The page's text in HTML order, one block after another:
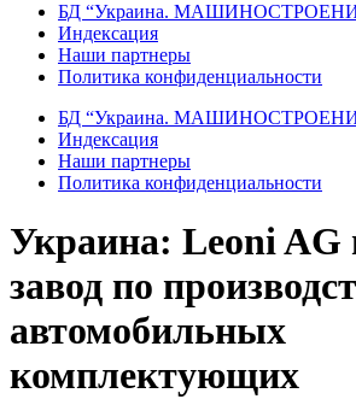
БД “Украина.
Индекcация
Наши партнеры
Политика конфиденциальности
БД “Украина.
Индекcация
Наши партнеры
Политика конфиденциальности
Украина: Leoni AG
завод по
автомобильных
комплектующих